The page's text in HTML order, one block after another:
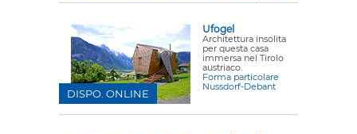
Ufogel
Architettura insolita
per questa casa
immersa nel Tirolo
austriaco.
Forma particolare
Nussdorf-Debant
DISPO. ONLINE